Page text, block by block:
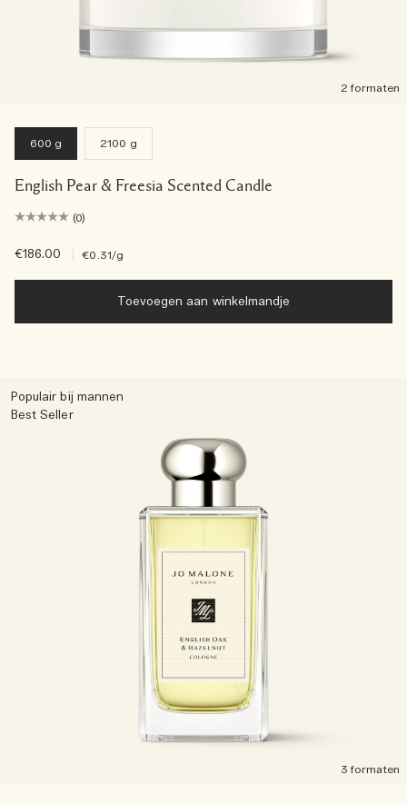
2 formaten
600 g 2100 g
English Pear & Freesia Scented Candle
(0)
€186.00 €0.31/g
Toevoegen aan winkelmandje
Populair bij mannen
Best Seller
3 formaten